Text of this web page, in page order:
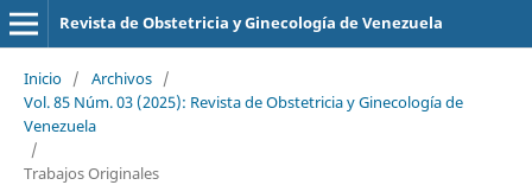
Revista de Obstetricia y Ginecología de Venezuela
Inicio / Archivos /
Vol. 85 Núm. 03 (2025): Revista de Obstetricia y Ginecología de
Venezuela
/
Trabajos Originales